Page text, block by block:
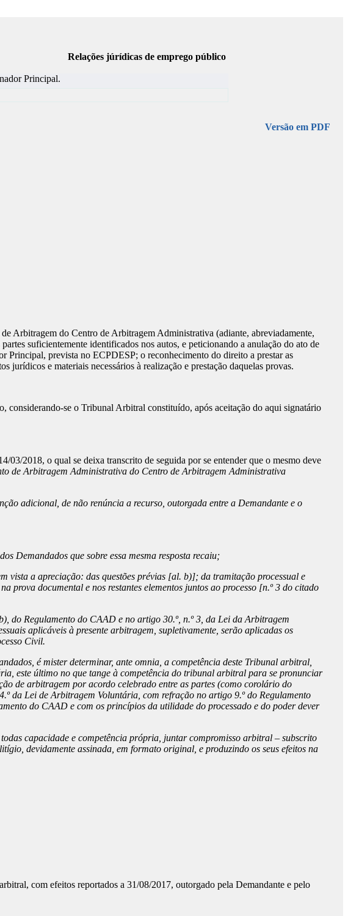
Relações júrídicas de emprego público
Principal.
Versão em PDF
Arbitragem do Centro de Arbitragem Administrativa (adiante, abreviadamente,
suficientemente identificados nos autos, e peticionando a anulação do ato de
Principal, prevista no ECPDESP; o reconhecimento do direito a prestar as
jurídicos e materiais necessários à realização e prestação daquelas provas.
considerando-se o Tribunal Arbitral constituído, após aceitação do aqui signatário
2018, o qual se deixa transcrito de seguida por se entender que o mesmo deve
de Arbitragem Administrativa do Centro de Arbitragem Administrativa
adicional, de não renúncia a recurso, outorgada entre a Demandante e o
Demandados que sobre essa mesma resposta recaiu;
vista a apreciação: das questões prévias [al. b)]; da tramitação processual e
documental e nos restantes elementos juntos ao processo [n.º 3 do citado
Regulamento do CAAD e no artigo 30.º, n.º 3, da Lei da Arbitragem
aplicáveis à presente arbitragem, supletivamente, serão aplicadas os
Civil.
é mister determinar, ante omnia, a competência deste Tribunal arbitral,
este último no que tange à competência do tribunal arbitral para se pronunciar
de arbitragem por acordo celebrado entre as partes (como corolário do
da Lei de Arbitragem Voluntária, com refração no artigo 9.º do Regulamento
do CAAD e com os princípios da utilidade do processado e do poder dever
capacidade e competência própria, juntar compromisso arbitral – subscrito
devidamente assinada, em formato original, e produzindo os seus efeitos na
com efeitos reportados a 31/08/2017, outorgado pela Demandante e pelo